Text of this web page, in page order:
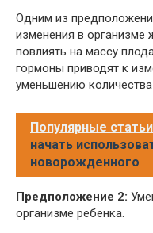
Одним из
изменения в
повлиять на массу
гормоны приводят к
уменьшению
Популярные статьи
начать
новорожденного
Предположение 2:
организме ребенка.